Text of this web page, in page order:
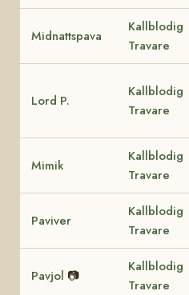
Midnattspava
Kallblodig
Travare
Lord P.
Kallblodig
Travare
Mimik
Kallblodig
Travare
Paviver
Kallblodig
Travare
Pavjol 📷
Kallblodig
Travare